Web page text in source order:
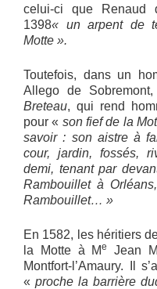
celui-ci que Renaud
1398« un arpent de
Motte ».
Toutefois, dans un
Allego de Sobremont,
Breteau, qui rend
pour « son fief de la
savoir : son aistre à
cour, jardin, fossés,
demi, tenant par
Rambouillet à
Rambouillet… »
En 1582, les héritiers
la Motte à Me
Jean
Montfort-l’Amaury. Il
« proche la barrière